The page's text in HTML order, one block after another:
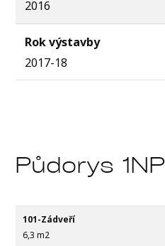
2016
Rok výstavby
2017-18
Půdorys 1NP
101-Zádveří
6,3 m2